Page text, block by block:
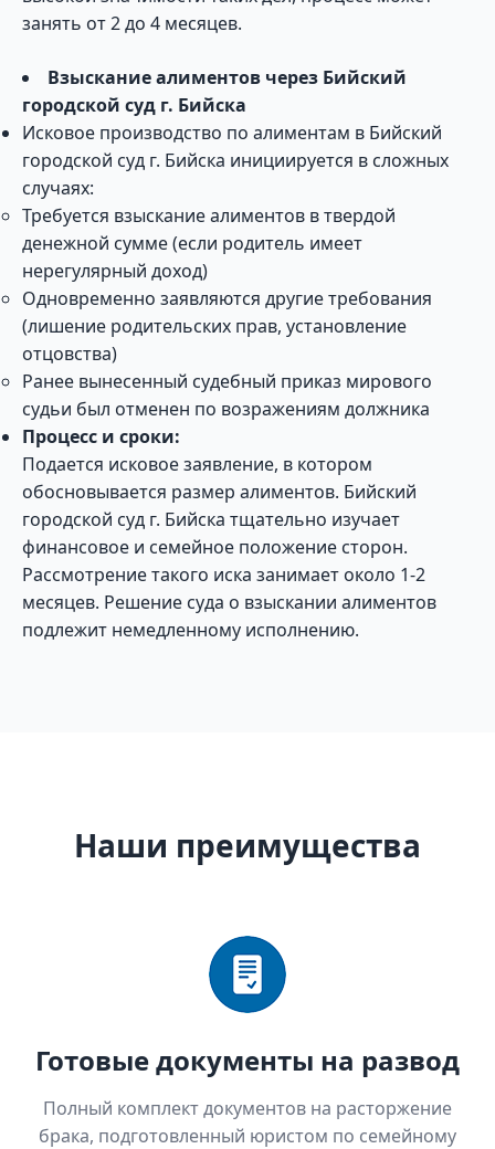
занять от 2 до 4 месяцев.
Взыскание алиментов через Бийский
городской суд г. Бийска
Исковое производство по алиментам в Бийский
городской суд г. Бийска инициируется в сложных
случаях:
Требуется взыскание алиментов в твердой
денежной сумме (если родитель имеет
нерегулярный доход)
Одновременно заявляются другие требования
(лишение родительских прав, установление
отцовства)
Ранее вынесенный судебный приказ мирового
судьи был отменен по возражениям должника
Процесс и сроки:
Подается исковое заявление, в котором
обосновывается размер алиментов. Бийский
городской суд г. Бийска тщательно изучает
финансовое и семейное положение сторон.
Рассмотрение такого иска занимает около 1-2
месяцев. Решение суда о взыскании алиментов
подлежит немедленному исполнению.
Наши преимущества
Готовые документы на развод
Полный комплект документов на расторжение
брака, подготовленный юристом по семейному